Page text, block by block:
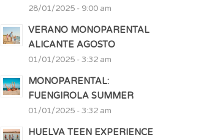
28/01/2025 - 9:00 am
VERANO MONOPARENTAL
ALICANTE AGOSTO
01/01/2025 - 3:32 am
MONOPARENTAL:
FUENGIROLA SUMMER
01/01/2025 - 3:32 am
HUELVA TEEN EXPERIENCE